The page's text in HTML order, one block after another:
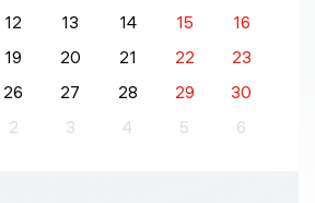
12 13 14 15
16
19 20 21 22
23
26 27 28 29
30
2 3 4 5 6